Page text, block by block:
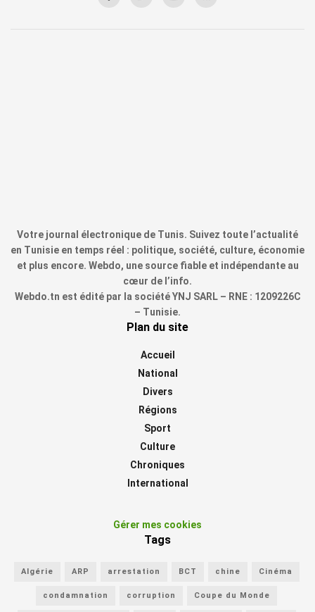
Votre journal électronique de Tunis. Suivez toute l’actualité
en Tunisie en temps réel : politique, société, culture, économie
et plus encore. Webdo, une source fiable et indépendante au
cœur de l’info.
Webdo.tn est édité par la société YNJ SARL – RNE : 1209226C
– Tunisie.
Plan du site
Accueil
National
Divers
Régions
Sport
Culture
Chroniques
International
Gérer mes cookies
Tags
Algérie ARP arrestation BCT chine Cinéma
condamnation corruption Coupe du Monde